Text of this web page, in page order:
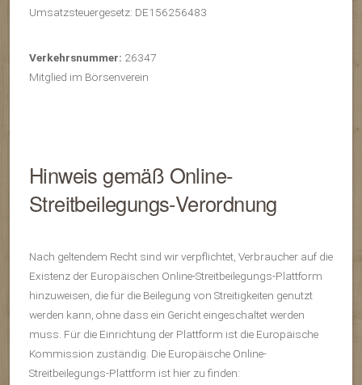
Umsatzsteuergesetz: DE156256483
Verkehrsnummer: 26347
Mitglied im Börsenverein
Hinweis gemäß Online-
Streitbeilegungs-Verordnung
Nach geltendem Recht sind wir verpflichtet, Verbraucher auf die
Existenz der Europäischen Online-Streitbeilegungs-Plattform
hinzuweisen, die für die Beilegung von Streitigkeiten genutzt
werden kann, ohne dass ein Gericht eingeschaltet werden
muss. Für die Einrichtung der Plattform ist die Europäische
Kommission zuständig. Die Europäische Online-
Streitbeilegungs-Plattform ist hier zu finden: